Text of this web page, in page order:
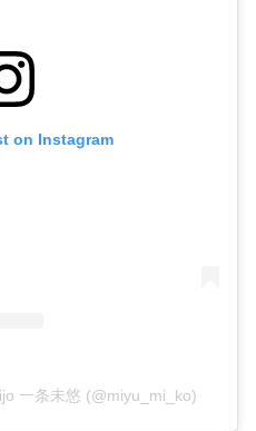
on Instagram
一条未悠 (@miyu_mi_ko)